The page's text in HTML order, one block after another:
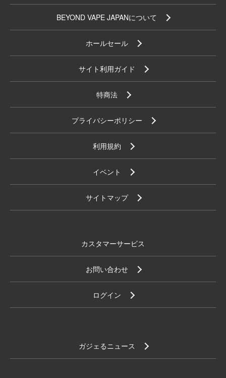
BEYOND VAPE JAPANについて
ホールセール
サイト利用ガイド
特商法
プライバシーポリシー
利用規約
イベント
サイトマップ
カスタマーサービス
お問い合わせ
ログイン
ガジェるニュース